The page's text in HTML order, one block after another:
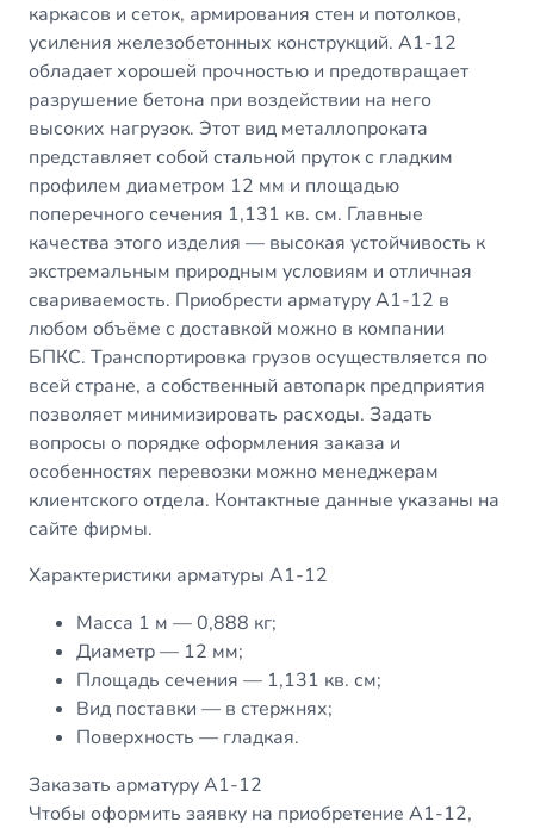
каркасов и сеток, армирования стен и потолков,
усиления железобетонных конструкций. А1-12
обладает хорошей прочностью и предотвращает
разрушение бетона при воздействии на него
высоких нагрузок. Этот вид металлопроката
представляет собой стальной пруток с гладким
профилем диаметром 12 мм и площадью
поперечного сечения 1,131 кв. см. Главные
качества этого изделия — высокая устойчивость к
экстремальным природным условиям и отличная
свариваемость. Приобрести арматуру А1-12 в
любом объёме с доставкой можно в компании
БПКС. Транспортировка грузов осуществляется по
всей стране, а собственный автопарк предприятия
позволяет минимизировать расходы. Задать
вопросы о порядке оформления заказа и
особенностях перевозки можно менеджерам
клиентского отдела. Контактные данные указаны на
сайте фирмы.
Характеристики арматуры А1-12
Масса 1 м — 0,888 кг;
Диаметр — 12 мм;
Площадь сечения — 1,131 кв. см;
Вид поставки — в стержнях;
Поверхность — гладкая.
Заказать арматуру А1-12
Чтобы оформить заявку на приобретение А1-12,